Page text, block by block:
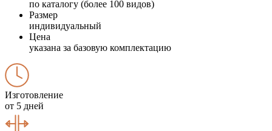
по каталогу (более 100 видов)
Размер
индивидуальный
Цена
указана за базовую комплектацию
Изготовление
от 5 дней